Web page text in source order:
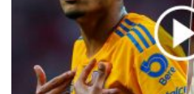
LIGA MX